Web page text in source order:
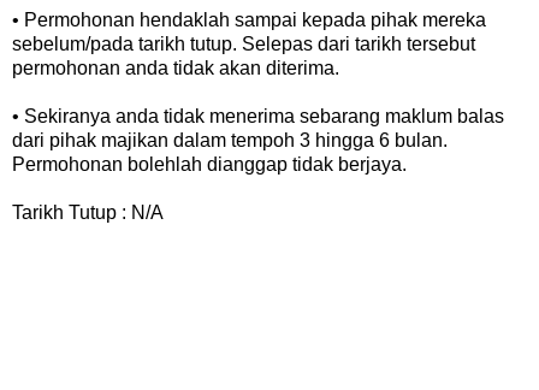
• Permohonan hendaklah sampai kepada pihak mereka
sebelum/pada tarikh tutup. Selepas dari tarikh tersebut
permohonan anda tidak akan diterima.
• Sekiranya anda tidak menerima sebarang maklum balas
dari pihak majikan dalam tempoh 3 hingga 6 bulan.
Permohonan bolehlah dianggap tidak berjaya.
Tarikh Tutup : N/A